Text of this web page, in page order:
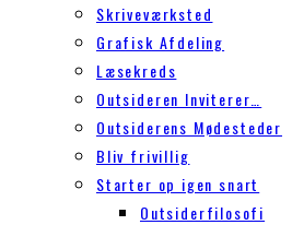
Skriveværksted
Grafisk Afdeling
Læsekreds
Outsideren Inviterer…
Outsiderens Mødesteder
Bliv frivillig
Starter op igen snart
Outsiderfilosofi